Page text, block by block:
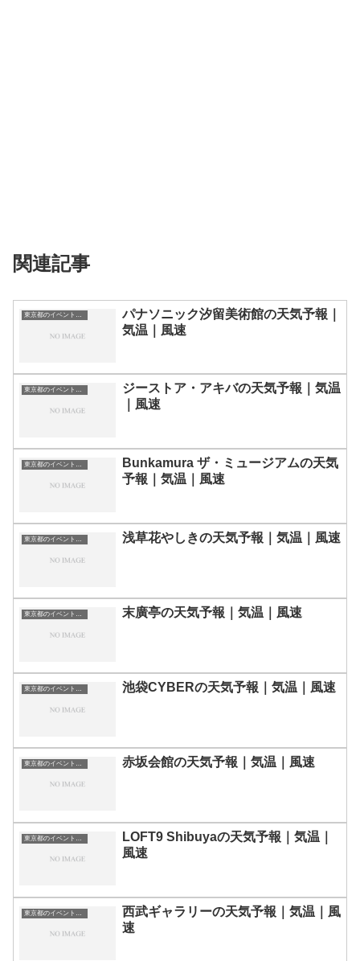
関連記事
東京都のイベント会場一覧
パナソニック汐留美術館の天気予報｜
気温｜風速
東京都のイベント会場一覧
ジーストア・アキバの天気予報｜気温
｜風速
東京都のイベント会場一覧
Bunkamura ザ・ミュージアムの天気
予報｜気温｜風速
東京都のイベント会場一覧 浅草花やしきの天気予報｜気温｜風速
東京都のイベント会場一覧 末廣亭の天気予報｜気温｜風速
東京都のイベント会場一覧 池袋CYBERの天気予報｜気温｜風速
東京都のイベント会場一覧 赤坂会館の天気予報｜気温｜風速
LOFT9 Shibuyaの天気予報｜気温｜
風速
西武ギャラリーの天気予報｜気温｜風
速